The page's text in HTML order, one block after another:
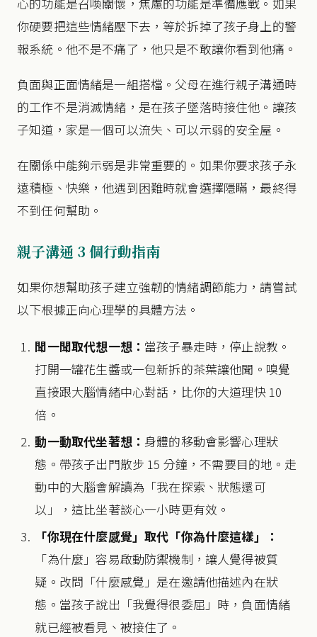
你硬要把這些情緒壓下去，等於拆掉了孩子身上的警
報系統。他不是不痛了，他只是不敢讓你看到他痛。
負面與正面情緒是一組搭檔。父母在進行親子溝通時
的工作不是消滅情緒，是在孩子墜落時接住他。讓孩
子知道，家是一個可以流失、可以示弱的安全屋。
在關係中能夠示弱是非常重要的。如果你要求孩子永
遠積極、快樂，他遇到困難時就會選擇隱瞞，最終得
不到任何幫助。
親子溝通 3 個行動指南
如果你想幫助孩子建立強韌的情緒調節能力，請嘗試
以下根據正向心理學的具體方法。
聞一聞取代想一想： 當孩子暴走時，停止說教。
打開一罐花生醬或一包新拆的茶葉讓他聞。嗅覺
直接跟大腦情緒中心對話，比你的大道理快 10
倍。
動一動取代坐著想： 身體的移動會影響心理狀
態。帶孩子出門散步 15 分鐘，不需要目的地。走
動中的大腦會解讀為「我在探索、狀態還可
以」，這比坐著談心一小時更有效。
「你現在什麼感覺」取代「你為什麼這樣」：
「為什麼」容易啟動防禦機制，讓人覺得被質
疑。改問「什麼感覺」是在邀請他描述內在狀
態。當孩子說出「我覺得很委屈」時，負面情緒
就已經被看見、被接住了。